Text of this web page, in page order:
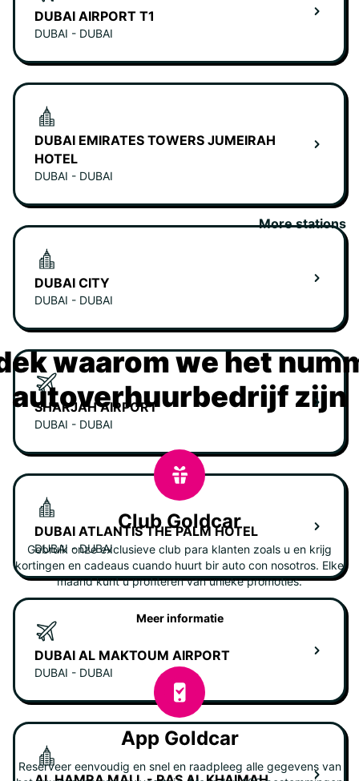
DUBAI AIRPORT T1
DUBAI - DUBAI
DUBAI EMIRATES TOWERS JUMEIRAH
HOTEL
DUBAI - DUBAI
DUBAI CITY
DUBAI - DUBAI
SHARJAH AIRPORT
DUBAI - DUBAI
DUBAI ATLANTIS THE PALM HOTEL
DUBAI - DUBAI
DUBAI AL MAKTOUM AIRPORT
DUBAI - DUBAI
More stations
waarom we het
autoverhuurbedrijf zijn
Club Goldcar
Gebruik onze exclusieve club para klanten zoals u en krijg
kortingen en cadeaus cuando huurt bir auto con nosotros. Elke
maand kunt u profiteren van unieke promoties.
Meer informatie
App Goldcar
Reserveer eenvoudig en snel en raadpleeg alle gegevens van